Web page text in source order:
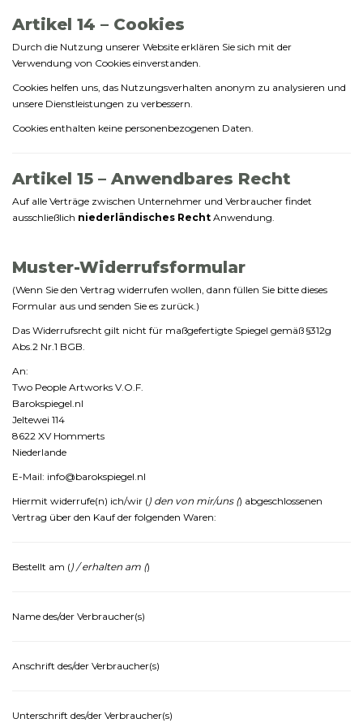
Artikel 14 – Cookies
Durch die Nutzung unserer Website erklären Sie sich mit der
Verwendung von Cookies einverstanden.
Cookies helfen uns, das Nutzungsverhalten anonym zu analysieren und
unsere Dienstleistungen zu verbessern.
Cookies enthalten keine personenbezogenen Daten.
Artikel 15 – Anwendbares Recht
Auf alle Verträge zwischen Unternehmer und Verbraucher findet
ausschließlich niederländisches Recht Anwendung.
Muster-Widerrufsformular
(Wenn Sie den Vertrag widerrufen wollen, dann füllen Sie bitte dieses
Formular aus und senden Sie es zurück.)
Das Widerrufsrecht gilt nicht für maßgefertigte Spiegel gemäß §312g
Abs.2 Nr.1 BGB.
An:
Two People Artworks V.O.F.
Barokspiegel.nl
Jeltewei 114
8622 XV Hommerts
Niederlande
E-Mail: info@barokspiegel.nl
Hiermit widerrufe(n) ich/wir () den von mir/uns () abgeschlossenen
Vertrag über den Kauf der folgenden Waren:
Bestellt am () /erhalten am ()
Name des/der Verbraucher(s)
Anschrift des/der Verbraucher(s)
Unterschrift des/der Verbraucher(s)